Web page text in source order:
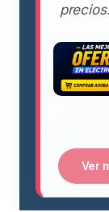
Ver